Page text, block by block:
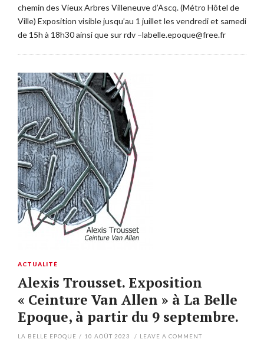
chemin des Vieux Arbres Villeneuve d’Ascq. (Métro Hôtel de
Ville) Exposition visible jusqu’au 1 juillet les vendredi et samedi
de 15h à 18h30 ainsi que sur rdv –labelle.epoque@free.fr
ACTUALITÉ
Alexis Trousset. Exposition
« Ceinture Van Allen » à La Belle
Epoque, à partir du 9 septembre.
LA BELLE EPOQUE / 10 AOÛT 2023 / LEAVE A COMMENT